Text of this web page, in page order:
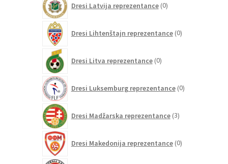
Dresi Latvija reprezentance 0izdelkov
Dresi Lihtenštajn reprezentance 0izdelkov
Dresi Litva reprezentance 0izdelkov
Dresi Luksemburg reprezentance 0izdelkov
Dresi Madžarska reprezentance 3izdelki
Dresi Makedonija reprezentance 0izdelkov